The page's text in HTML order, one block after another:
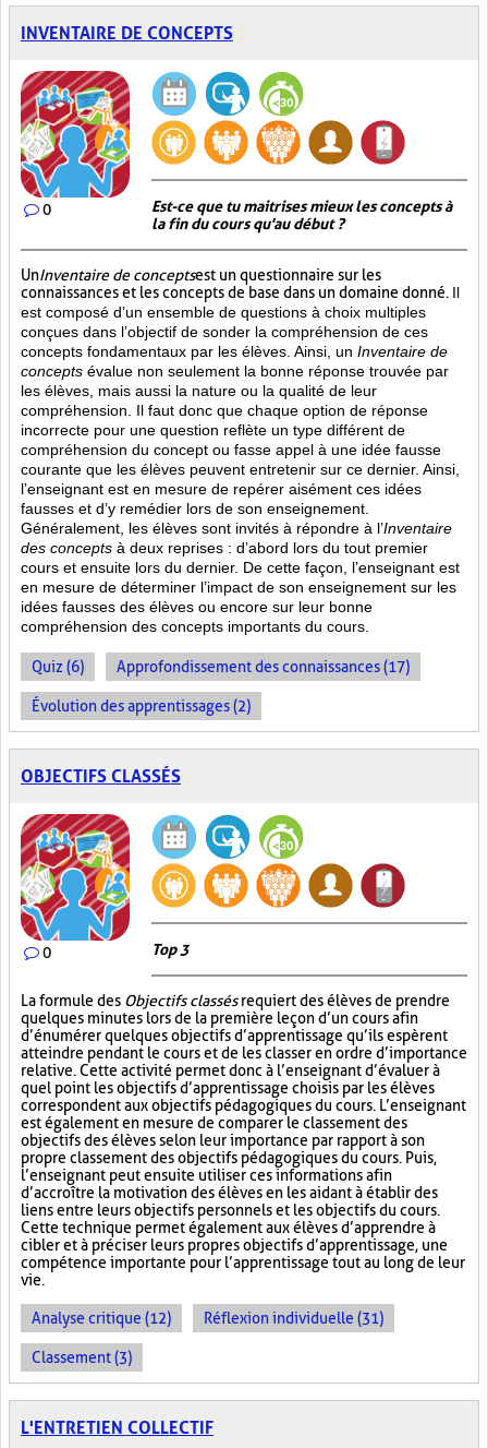
INVENTAIRE DE CONCEPTS
0
Est-ce que tu maitrises mieux les concepts à
la fin du cours qu'au début ?
UnInventaire de conceptsest un questionnaire sur les
connaissances et les concepts de base dans un domaine donné. Il
est composé d’un ensemble de questions à choix multiples
conçues dans l’objectif de sonder la compréhension de ces
concepts fondamentaux par les élèves. Ainsi, un Inventaire de
concepts évalue non seulement la bonne réponse trouvée par
les élèves, mais aussi la nature ou la qualité de leur
compréhension. Il faut donc que chaque option de réponse
incorrecte pour une question reflète un type différent de
compréhension du concept ou fasse appel à une idée fausse
courante que les élèves peuvent entretenir sur ce dernier. Ainsi,
l’enseignant est en mesure de repérer aisément ces idées
fausses et d’y remédier lors de son enseignement.
Généralement, les élèves sont invités à répondre à l’Inventaire
des concepts à deux reprises : d’abord lors du tout premier
cours et ensuite lors du dernier. De cette façon, l’enseignant est
en mesure de déterminer l’impact de son enseignement sur les
idées fausses des élèves ou encore sur leur bonne
compréhension des concepts importants du cours.
Quiz (6) Approfondissement des connaissances (17)
Évolution des apprentissages (2)
OBJECTIFS CLASSÉS
0 Top 3
La formule des Objectifs classésrequiert des élèves de prendre
quelques minutes lors de la première leçon d’un cours afin
d’énumérer quelques objectifs d’apprentissage qu’ils espèrent
atteindre pendant le cours et de les classer en ordre d’importance
relative. Cette activité permet donc à l’enseignant d’évaluer à
quel point les objectifs d’apprentissage choisis par les élèves
correspondent aux objectifs pédagogiques du cours. L’enseignant
est également en mesure de comparer le classement des
objectifs des élèves selon leur importance par rapport à son
propre classement des objectifs pédagogiques du cours. Puis,
l’enseignant peut ensuite utiliser ces informations afin
d’accroître la motivation des élèves en les aidant à établir des
liens entre leurs objectifs personnels et les objectifs du cours.
Cette technique permet également aux élèves d’apprendre à
cibler et à préciser leurs propres objectifs d’apprentissage, une
compétence importante pour l’apprentissage tout au long de leur
vie.
Analyse critique (12) Réflexion individuelle (31)
Classement (3)
L'ENTRETIEN COLLECTIF